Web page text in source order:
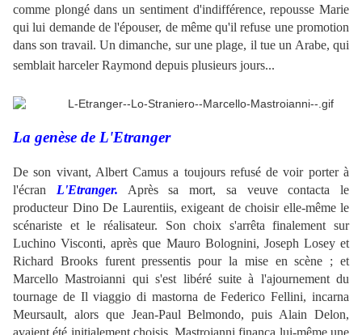
comme plongé dans un sentiment d'indifférence, repousse Marie
qui lui demande de l'épouser, de même qu'il refuse une promotion
dans son travail. Un dimanche, sur une plage, il tue un Arabe, qui
semblait harceler Raymond depuis plusieurs jours...
La genèse de L'Etranger
De son vivant, Albert Camus a toujours refusé de voir porter à
l'écran L'Etranger. Après sa mort, sa veuve contacta le
producteur Dino De Laurentiis, exigeant de choisir elle-même le
scénariste et le réalisateur. Son choix s'arrêta finalement sur
Luchino Visconti, après que Mauro Bolognini, Joseph Losey et
Richard Brooks furent pressentis pour la mise en scène ; et
Marcello Mastroianni qui s'est libéré suite à l'ajournement du
tournage de Il viaggio di mastorna de Federico Fellini, incarna
Meursault, alors que Jean-Paul Belmondo, puis Alain Delon,